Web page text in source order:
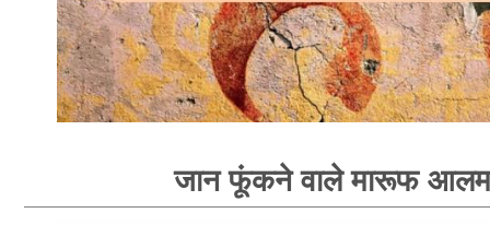
जान फूंकने वाले मारूफ आलम